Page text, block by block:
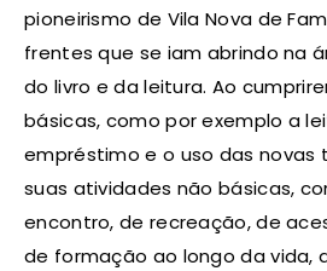
pioneirismo de Vila Nova de
frentes que se iam abrindo na
do livro e da leitura. Ao
básicas, como por exemplo a
empréstimo e o uso das novas
suas atividades não básicas,
encontro, de recreação, de
de formação ao longo da vida,